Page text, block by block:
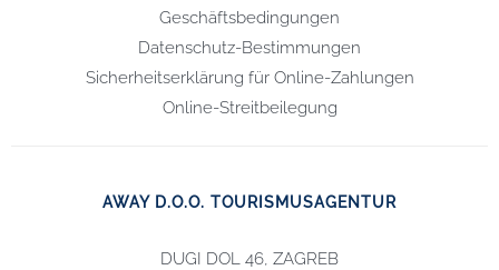
Geschäftsbedingungen
Datenschutz-Bestimmungen
Sicherheitserklärung für Online-Zahlungen
Online-Streitbeilegung
AWAY D.O.O. TOURISMUSAGENTUR
DUGI DOL 46, ZAGREB